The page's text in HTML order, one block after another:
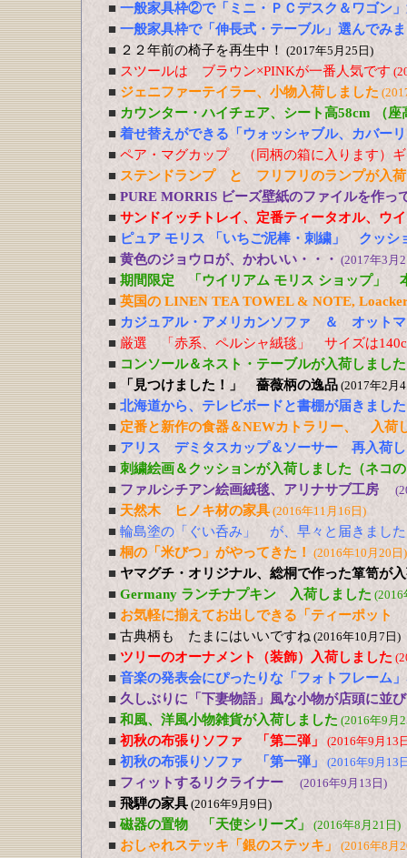
■ 一般家具枠②で「ミニ・ＰＣデスク＆ワゴン
■ 一般家具枠で「伸長式・テーブル」選んでみ
■ ２２年前の椅子を再生中！ (2017年5月25日)
■ スツールは ブラウン×PINKが一番人気です
■ ジェニファーテイラー、小物入荷しました
■ カウンター・ハイチェア、シート高58cm （座
■ 着せ替えができる「ウォッシャブル、カバー
■ ペア・マグカップ （同柄の箱に入ります）
■ ステンドランプ と フリフリのランプが入荷
■ PURE MORRIS ビーズ壁紙のファイルを作っ
■ サンドイッチトレイ、定番ティータオル、ウ
■ ピュア モリス 「いちご泥棒・刺繍」 クッシ
■ 黄色のジョウロが、かわいい・・・ (2017年3月
■ 期間限定 「ウイリアム モリス ショップ」
■ 英国の LINEN TEA TOWEL & NOTE,
■ カジュアル・アメリカンソファ ＆ オット
■ 厳選 「赤系、ペルシャ絨毯」 サイズは
■ コンソール＆ネスト・テーブルが入荷しました
■ 「見つけました！」 薔薇柄の逸品 (2017年2月
■ 北海道から、テレビボードと書棚が届きました
■ 定番と新作の食器＆NEWカトラリー、 入荷
■ アリス デミタスカップ＆ソーサー 再入荷し
■ 刺繍絵画＆クッションが入荷しました（ネコ
■ ファルシチアン絵画絨毯、アリナサブ工房
■ 天然木 ヒノキ材の家具 (2016年11月16日)
■ 輪島塗の「ぐい呑み」 が、早々と届きました
■ 桐の「米びつ」がやってきた！ (2016年10月20日)
■ ヤマグチ・オリジナル、総桐で作った箪笥が
■ Germany ランチナプキン 入荷しました (2016
■ お気軽に揃えてお出しできる「ティーポッ
■ 古典柄も たまにはいいですね (2016年10月7日)
■ ツリーのオーナメント（装飾）入荷しました
■ 音楽の発表会にぴったりな「フォトフレーム
■ 久しぶりに「下妻物語」風な小物が店頭に並
■ 和風、洋風小物雑貨が入荷しました (2016年9月
■ 初秋の布張りソファ 「第二弾」 (2016年9月13
■ 初秋の布張りソファ 「第一弾」 (2016年9月13
■ フィットするリクライナー (2016年9月13日)
■ 飛騨の家具 (2016年9月9日)
■ 磁器の置物 「天使シリーズ」 (2016年8月21日)
■ おしゃれステッキ「銀のステッキ」 (2016年8月